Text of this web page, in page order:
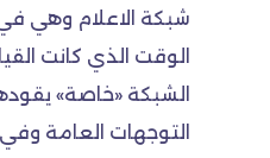
شبكة الاعلام وهي في
الوقت الذي كانت
الشبكة «خاصة»
التوجهات العامة